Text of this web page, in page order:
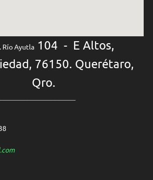
Río Ayutla 104 - E Altos,
76150. Querétaro,
Qro.